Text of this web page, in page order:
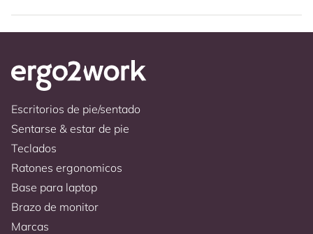
Escritorios de pie/sentado
Sentarse & estar de pie
Teclados
Ratones ergonomicos
Base para laptop
Brazo de monitor
Marcas